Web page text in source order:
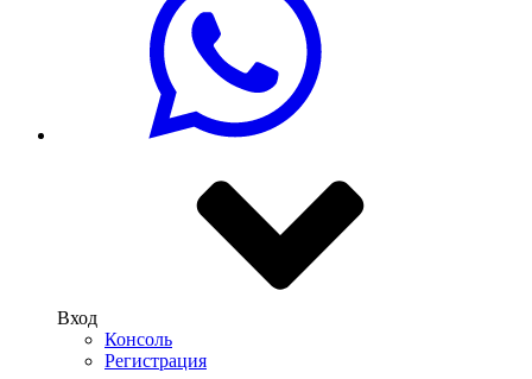
Вход
Консоль
Регистрация